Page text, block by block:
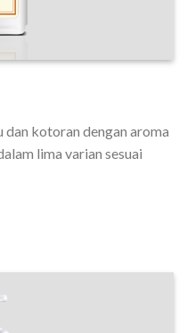
kotoran dengan aroma
lima varian sesuai